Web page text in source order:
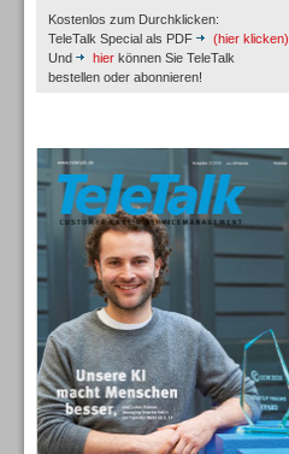
Kostenlos zum Durchklicken:
TeleTalk Special als PDF
(hier klicken)
Und
hier können Sie TeleTalk
bestellen oder abonnieren!
Inbound